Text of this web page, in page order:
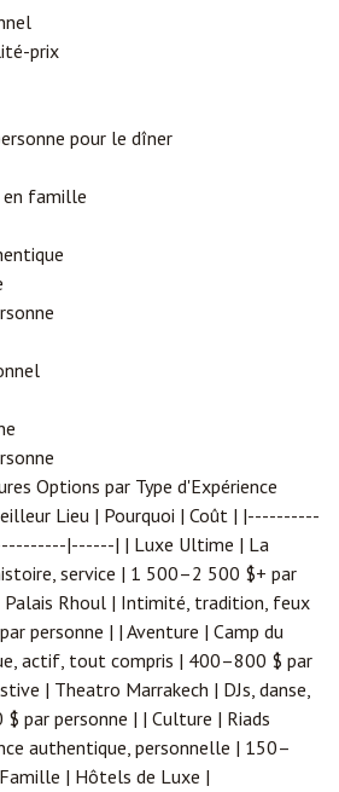
prix
pour le dîner
famille
Options par Type d'Expérience
Lieu | Pourquoi | Coût | |----------
|------| | Luxe Ultime | La
service | 1 500–2 500 $+ par
Palais Rhoul | Intimité, tradition, feux
personne | | Aventure | Camp du
actif, tout compris | 400–800 $ par
| Theatro Marrakech | DJs, danse,
par personne | | Culture | Riads
authentique, personnelle | 150–
| Hôtels de Luxe |